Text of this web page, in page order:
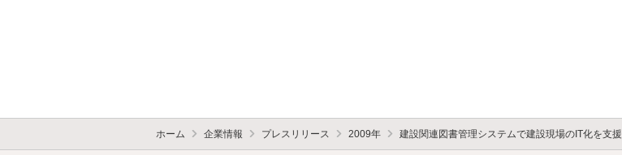
ホーム 企業情報 プレスリリース 2009年 建設関連図書管理システムで建設現場のIT化を支援